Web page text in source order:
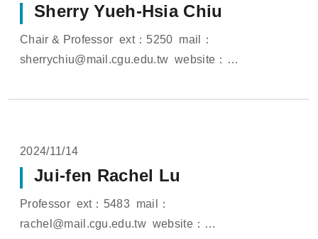
Sherry Yueh-Hsia Chiu
Chair & Professor ext：5250 mail：
sherrychiu@mail.cgu.edu.tw website：
website：https://pure.lib.cgu.ed...
2024/11/14
Jui-fen Rachel Lu
Professor ext：5483 mail：
rachel@mail.cgu.edu.tw website：